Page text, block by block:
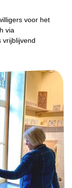
voor het
via
vrijblijvend